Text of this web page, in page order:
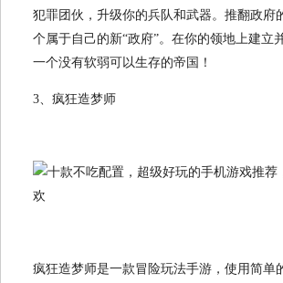
犯罪团伙，升级你的兵队和武器。推翻政府
个属于自己的新“政府”。在你的领地上建立
一个没有软弱可以生存的帝国！
3、疯狂造梦师
疯狂造梦师是一款冒险玩法手游，使用简单